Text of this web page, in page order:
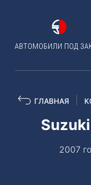
АВТОМОБИЛИ ПОД
ГЛАВНАЯ
2007